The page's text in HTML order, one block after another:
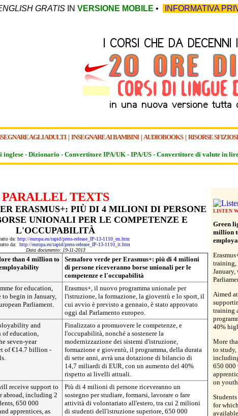
GRATIS IN VERSIONE MOBILE • INFORMATIVA
AGLI ADULTI | INSEGNARE AI BAMBINI| AUDIOBOOKS| RISORSE
inglese - Dizionario - Convertitore IPA/UK - IPA/US - Convertitore di valute in
PARALLEL TEXTS
ERASMUS+: PIÙ DI 4 MILIONI DI PERSONE
UNIONALI PER LE COMPETENZE E
L'OCCUPABILITÀ
da: http://europa.eu/rapid/press-release_IP-13-1110_en.htm
da: http://europa.eu/rapid/press-release_IP-13-1110_it.htm
Data documento: 19-11-2013
than 4 million to
Semaforo verde per Erasmus+: più di 4 milioni
di persone riceveranno borse unionali per le
competenze e l'occupabilità
for education,
begin in January,
Parliament.
Erasmus+, il nuovo programma unionale per
l'istruzione, la formazione, la gioventù e lo sport, il
cui avvio è previsto a gennaio, è stato approvato
oggi dal Parlamento europeo.
and
of education,
seven-year
of €14.7 billion -
Finalizzato a promuovere le competenze, e
l'occupabilità, nonché a sostenere la
modernizzazione dei sistemi d'istruzione,
formazione e gioventù, il programma, della durata
di sette anni, avrà una dotazione di bilancio di
14,7 miliardi di EUR, con un aumento del 40%
rispetto ai livelli attuali.
receive support to
abroad, including 2
650 000
apprentices, as
Più di 4 milioni di persone riceveranno un
sostegno per studiare, formarsi, lavorare o fare
attività di volontariato all'estero, tra cui 2 milioni
di studenti dell'istruzione superiore, 650 000
LISTEN
Green
million
training,
January,
Aimed
training
40%
More
to
650 000
on
for